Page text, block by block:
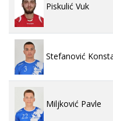
Piskulić Vuk
Stefanović
Miljković Pavle